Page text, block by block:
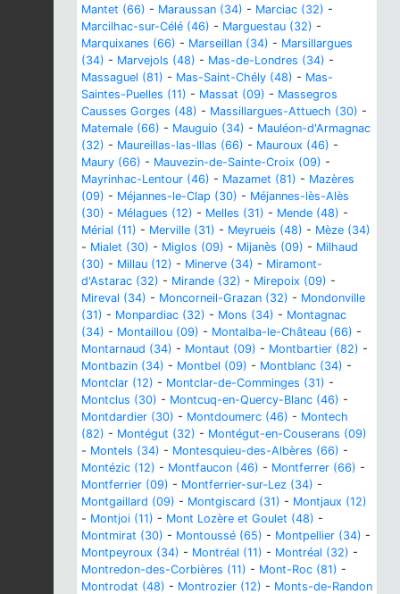
Mantet (66) - Maraussan (34) - Marciac (32) -
Marcilhac-sur-Célé (46) - Marguestau (32) -
Marquixanes (66) - Marseillan (34) - Marsillargues
(34) - Marvejols (48) - Mas-de-Londres (34) -
Massaguel (81) - Mas-Saint-Chély (48) - Mas-
Saintes-Puelles (11) - Massat (09) - Massegros
Causses Gorges (48) - Massillargues-Attuech (30) -
Matemale (66) - Mauguio (34) - Mauléon-d'Armagnac
(32) - Maureillas-las-Illas (66) - Mauroux (46) -
Maury (66) - Mauvezin-de-Sainte-Croix (09) -
Mayrinhac-Lentour (46) - Mazamet (81) - Mazères
(09) - Méjannes-le-Clap (30) - Méjannes-lès-Alès
(30) - Mélagues (12) - Melles (31) - Mende (48) -
Mérial (11) - Merville (31) - Meyrueis (48) - Mèze (34)
- Mialet (30) - Miglos (09) - Mijanès (09) - Milhaud
(30) - Millau (12) - Minerve (34) - Miramont-
d'Astarac (32) - Mirande (32) - Mirepoix (09) -
Mireval (34) - Moncorneil-Grazan (32) - Mondonville
(31) - Monpardiac (32) - Mons (34) - Montagnac
(34) - Montaillou (09) - Montalba-le-Château (66) -
Montarnaud (34) - Montaut (09) - Montbartier (82) -
Montbazin (34) - Montbel (09) - Montblanc (34) -
Montclar (12) - Montclar-de-Comminges (31) -
Montclus (30) - Montcuq-en-Quercy-Blanc (46) -
Montdardier (30) - Montdoumerc (46) - Montech
(82) - Montégut (32) - Montégut-en-Couserans (09)
- Montels (34) - Montesquieu-des-Albères (66) -
Montézic (12) - Montfaucon (46) - Montferrer (66) -
Montferrier (09) - Montferrier-sur-Lez (34) -
Montgaillard (09) - Montgiscard (31) - Montjaux (12)
- Montjoi (11) - Mont Lozère et Goulet (48) -
Montmirat (30) - Montoussé (65) - Montpellier (34) -
Montpeyroux (34) - Montréal (11) - Montréal (32) -
Montredon-des-Corbières (11) - Mont-Roc (81) -
Montrodat (48) - Montrozier (12) - Monts-de-Randon